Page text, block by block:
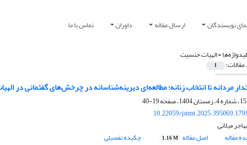
نویسندگان ارسال مقاله داوران تماس با ما
=الهیات جنسیت
1
مردانه تا انتخاب زنانه؛ مطالعه‌ای دیرینه‌شناسانه در چرخش‌های گفتمانی در
19-40
10.22059/
میلانی
مقاله
اصل مقاله 1.16 M چکیده تفصیلی